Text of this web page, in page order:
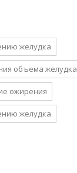
желудка
объема желудка
ожирения
желудка